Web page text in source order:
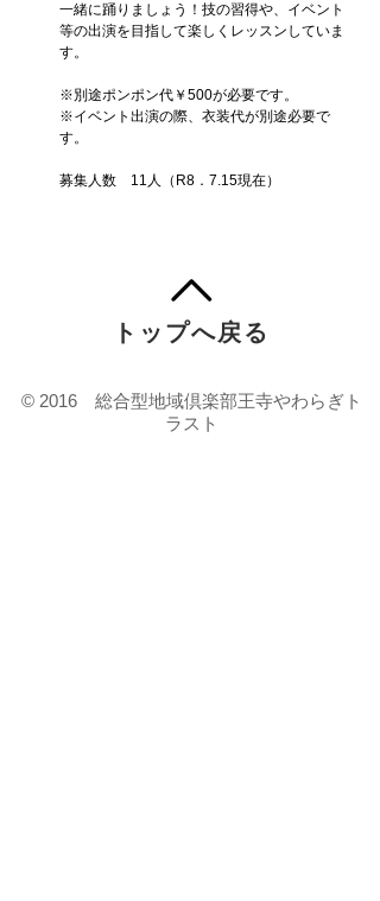
一緒に踊りましょう！ ​技の習得や、イベント
等の出演を目指して楽しくレッスンしていま
す。
※別途ポンポン代￥500が必要です。
※イベント出演の際、衣装代が別途必要で
す。
募集人数 11 人（R8．7.15現在）
トップへ戻る
© 2016 総合型地域倶楽部王寺やわらぎト
ラスト